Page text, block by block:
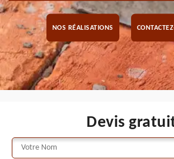
NOS RÉALISATIONS
Devis